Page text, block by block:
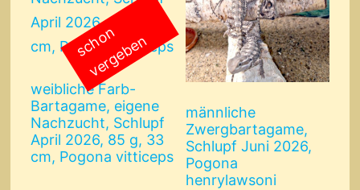
weibliche Farb-
Bartagame, eigene
Nachzucht, Schlupf
April 2026, 85 g, 33
cm, Pogona vitticeps
s
c
h
o
n
v
e
r
g
e
b
e
n
männliche
Zwergbartagame,
Schlupf Juni 2026,
Pogona
henrylawsoni